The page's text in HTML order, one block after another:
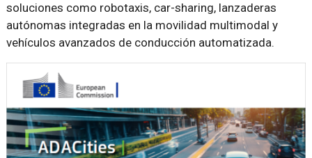
soluciones como robotaxis, car-sharing, lanzaderas
autónomas integradas en la movilidad multimodal y
vehículos avanzados de conducción automatizada.